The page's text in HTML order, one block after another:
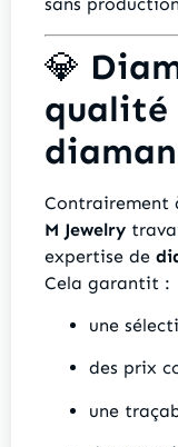
💎
qualité
Contrairement
M Jewelry
expertise de
Cela garantit :
une
des prix
une